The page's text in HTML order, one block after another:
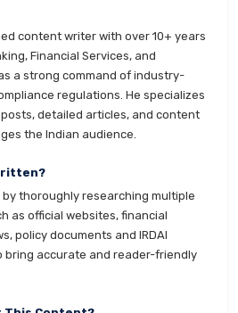
icici
idfc
incred
indusind bank
kotak
shriram
tata capital
yes bank
content writer with over 10+ years
Financial Services, and
a strong command of industry-
regulations. He specializes
detailed articles, and content
the Indian audience.
thoroughly researching multiple
as official websites, financial
policy documents and IRDAI
bring accurate and reader-friendly